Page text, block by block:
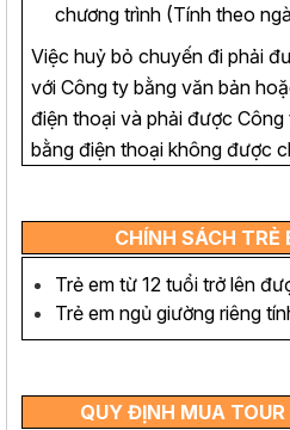
chương trình (Tính theo
Việc huỷ bỏ chuyến đi phải
với Công ty bằng văn bản
điện thoại và phải được
bằng điện thoại không được
CHÍNH SÁCH TRẺ
Trẻ em từ 12 tuổi trở lên
Trẻ em ngủ giường riêng
QUY ĐỊNH MUA